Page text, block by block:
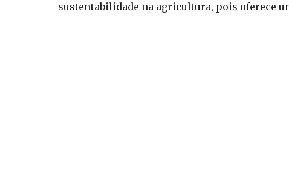
sustentabilidade na agricultura, pois oferece